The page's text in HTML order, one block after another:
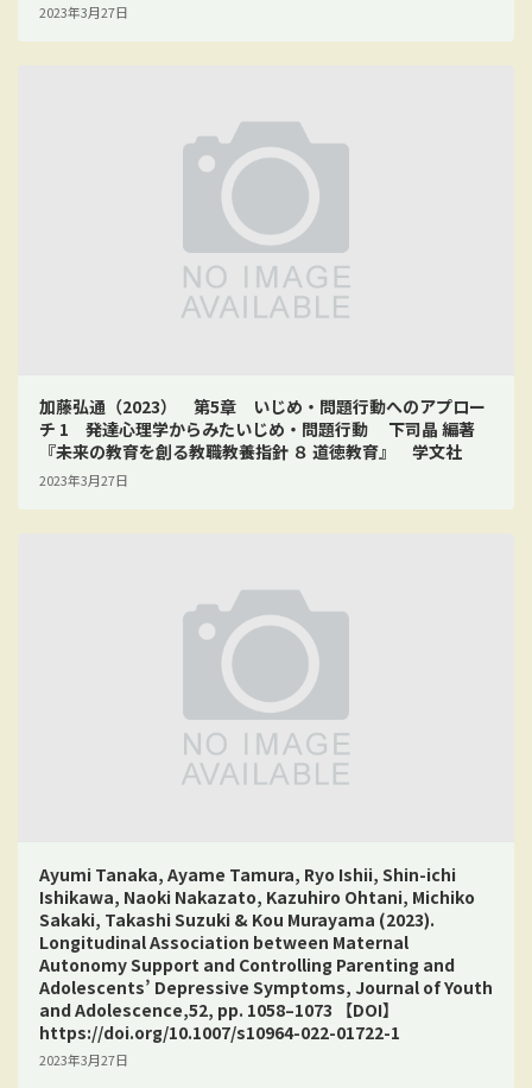
2023年3月27日
加藤弘通（2023） 第5章 いじめ・問題行動へのアプロー
チ 1 発達心理学からみたいじめ・問題行動 下司晶 編著
『未来の教育を創る教職教養指針 ８ 道徳教育』 学文社
2023年3月27日
Ayumi Tanaka, Ayame Tamura, Ryo Ishii, Shin-ichi
Ishikawa, Naoki Nakazato, Kazuhiro Ohtani, Michiko
Sakaki, Takashi Suzuki & Kou Murayama (2023).
Longitudinal Association between Maternal
Autonomy Support and Controlling Parenting and
Adolescents’ Depressive Symptoms, Journal of Youth
and Adolescence,52, pp. 1058–1073 【DOI】
https://doi.org/10.1007/s10964-022-01722-1
2023年3月27日